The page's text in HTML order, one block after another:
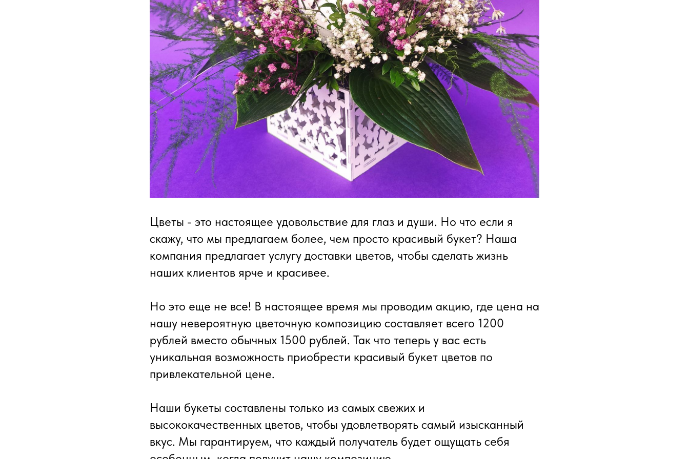
Цветы - это настоящее удовольствие для глаз и души. Но что если я
скажу, что мы предлагаем более, чем просто красивый букет? Наша
компания предлагает услугу доставки цветов, чтобы сделать жизнь
наших клиентов ярче и красивее.
Но это еще не все! В настоящее время мы проводим акцию, где цена на
нашу невероятную цветочную композицию составляет всего 1200
рублей вместо обычных 1500 рублей. Так что теперь у вас есть
уникальная возможность приобрести красивый букет цветов по
привлекательной цене.
Наши букеты составлены только из самых свежих и
высококачественных цветов, чтобы удовлетворять самый изысканный
вкус. Мы гарантируем, что каждый получатель будет ощущать себя